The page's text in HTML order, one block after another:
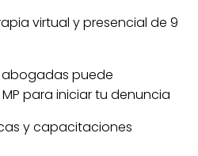
virtual y presencial de 9
abogadas puede
para iniciar tu denuncia
y capacitaciones